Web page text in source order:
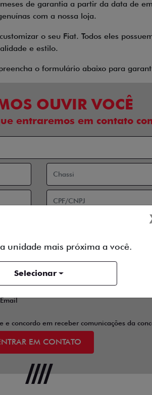
unidade mais próxima a você.
Selecionar